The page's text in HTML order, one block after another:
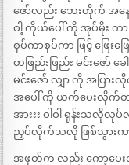
ဇော်လည်း ဘေးတိုက် အန
ဝါ့ ကိုယ်ပေါ် ကို အုပ်မိုး က
စုပ်ကာစုပ်ကာ ဖြင့် ဖြေးဖ
တဖြည်းဖြည်း မင်းဇော်
မင်းဇော် လျှာ ကို အပြ
အပေါ် ကို ယက်ပေးလိုက်တယ်
အားးး ဝါဝါ ရုန်းသလိုလု
ညှပ်လိုက်သလို ဖြစ်သွားက
အဖုတ်က လည်း ကော့ပေး